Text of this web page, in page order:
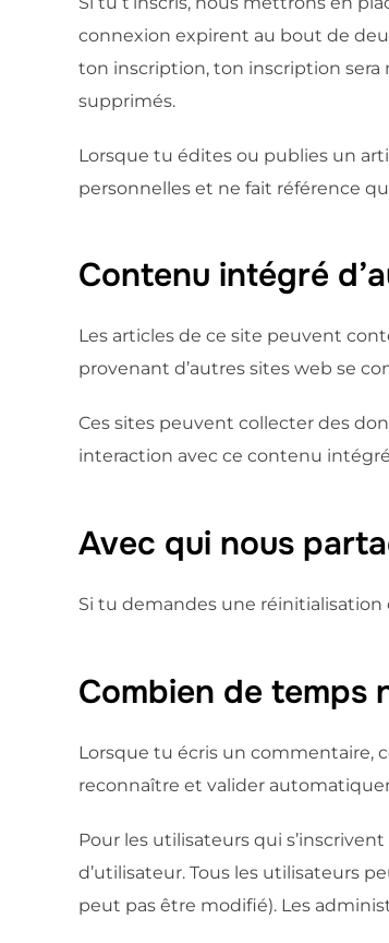
connexion expirent au bout de
ton inscription, ton inscription
supprimés.
Lorsque tu édites ou publies un
personnelles et ne fait référence
Contenu intégré
Les articles de ce site peuvent
provenant d’autres sites web se
Ces sites peuvent collecter des
interaction avec ce contenu
Avec qui nous
Si tu demandes une réinitialisation
Combien de temps
Lorsque tu écris un commentaire,
reconnaître et valider
Pour les utilisateurs qui
d’utilisateur. Tous les utilisateurs
peut pas être modifié). Les